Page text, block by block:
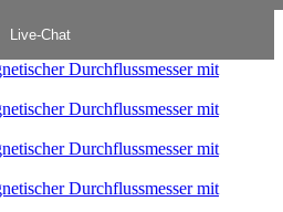
Live-Chat